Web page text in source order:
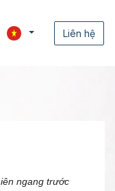
Liên hệ
ngang trước